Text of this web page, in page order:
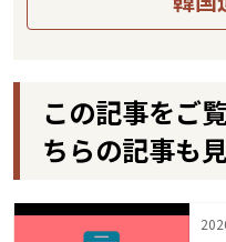
この記事をご
ちらの記事も